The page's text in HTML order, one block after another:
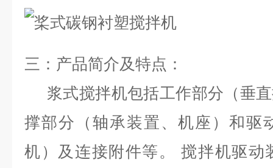
三： 产品简介及特点：
浆式搅拌机包括工作部分（垂
撑部分（轴承装置、机座）和驱
机）及连接附件等。 搅拌机驱动